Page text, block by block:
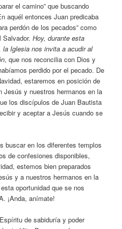
el camino” que buscando
aquél entonces Juan predicaba
perdón de los pecados” como
Salvador.Hoy, durante esta
Iglesia nos invita a acudir al
, que nos reconcilia con Dios y
perdido por el pecado. De
estaremos en posición de
Jesús y nuestros hermanos en la
los discípulos de Juan Bautista
y aceptar a Jesús cuando se
buscar en los diferentes templos
de confesiones disponibles,
estemos bien preparados
y a nuestros hermanos en la
oportunidad que se nos
¡Anda, anímate!
de sabiduría y poder